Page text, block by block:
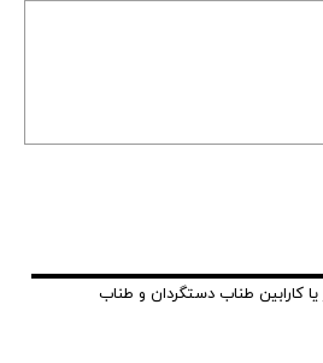
کارابین طناب دستگردان و طناب